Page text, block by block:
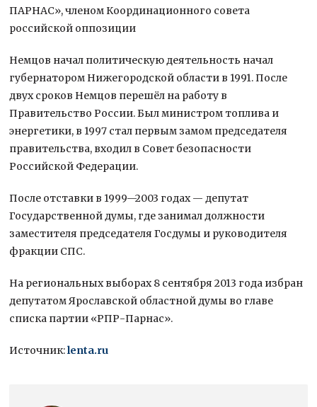
ПАРНАС», членом Координационного совета
российской оппозиции
Немцов начал политическую деятельность начал
губернатором Нижегородской области в 1991. После
двух сроков Немцов перешёл на работу в
Правительство России. Был министром топлива и
энергетики, в 1997 стал первым замом председателя
правительства, входил в Совет безопасности
Российской Федерации.
После отставки в 1999—2003 годах — депутат
Государственной думы, где занимал должности
заместителя председателя Госдумы и руководителя
фракции СПС.
На региональных выборах 8 сентября 2013 года избран
депутатом Ярославской областной думы во главе
списка партии «РПР-Парнас».
Источник:lenta.ru